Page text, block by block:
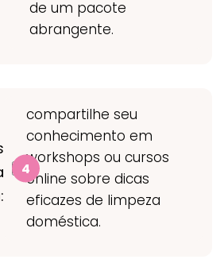
de um pacote
abrangente.
compartilhe seu
conhecimento em
workshops ou cursos
online sobre dicas
eficazes de limpeza
doméstica.